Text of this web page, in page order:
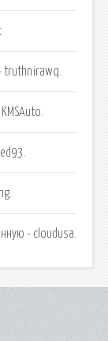
truthnirawq.
- cloudusa.